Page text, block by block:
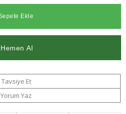
Tavsiye Et
Yorum Yaz